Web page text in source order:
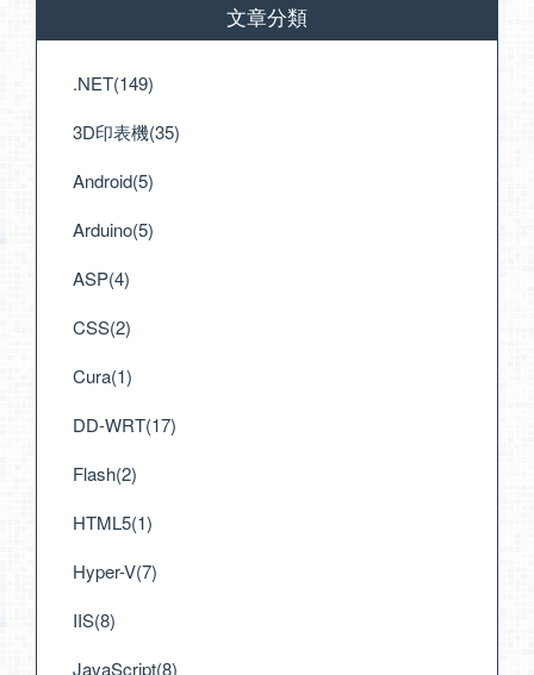
文章分類
.NET(149)
3D印表機(35)
Android(5)
Arduino(5)
ASP(4)
CSS(2)
Cura(1)
DD-WRT(17)
Flash(2)
HTML5(1)
Hyper-V(7)
IIS(8)
JavaScript(8)